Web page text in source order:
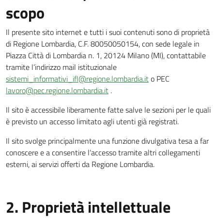
scopo
Il presente sito internet e tutti i suoi contenuti sono di proprietà
di Regione Lombardia, C.F. 80050050154, con sede legale in
Piazza Città di Lombardia n. 1, 20124 Milano (MI), contattabile
tramite l’indirizzo mail istituzionale
sistemi_informativi_ifl@regione.lombardia.ito PEC
lavoro@pec.regione.lombardia.it .
Il sito è accessibile liberamente fatte salve le sezioni per le quali
è previsto un accesso limitato agli utenti già registrati.
Il sito svolge principalmente una funzione divulgativa tesa a far
conoscere e a consentire l’accesso tramite altri collegamenti
esterni, ai servizi offerti da Regione Lombardia.
2. Proprietà intellettuale